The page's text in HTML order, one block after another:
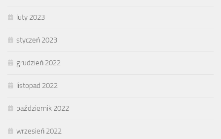
luty 2023
styczeń 2023
grudzień 2022
listopad 2022
październik 2022
wrzesień 2022